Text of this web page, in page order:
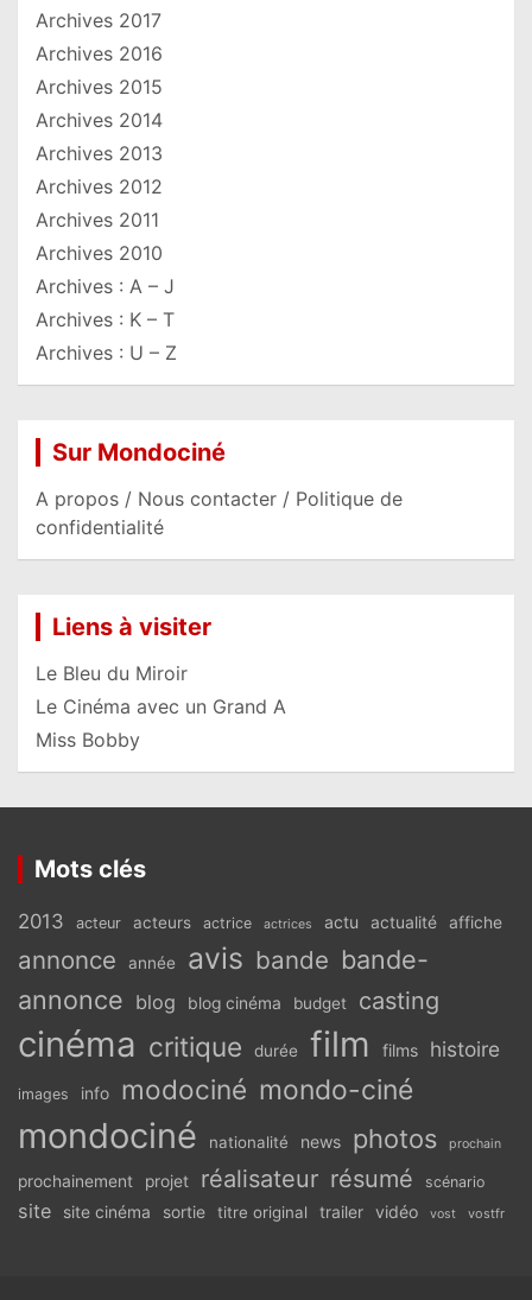
Archives 2017
Archives 2016
Archives 2015
Archives 2014
Archives 2013
Archives 2012
Archives 2011
Archives 2010
Archives : A – J
Archives : K – T
Archives : U – Z
Sur Mondociné
A propos / Nous contacter / Politique de
confidentialité
Liens à visiter
Le Bleu du Miroir
Le Cinéma avec un Grand A
Miss Bobby
Mots clés
2013 acteur acteurs actrice actrices actu actualité affiche
annonce année avis bande bande-
annonce blog blog cinéma budget casting
cinéma critique durée film films histoire
images info modociné mondo-ciné
mondociné nationalité news photos prochain
prochainement projet réalisateur résumé scénario
site site cinéma sortie titre original trailer vidéo vost vostfr